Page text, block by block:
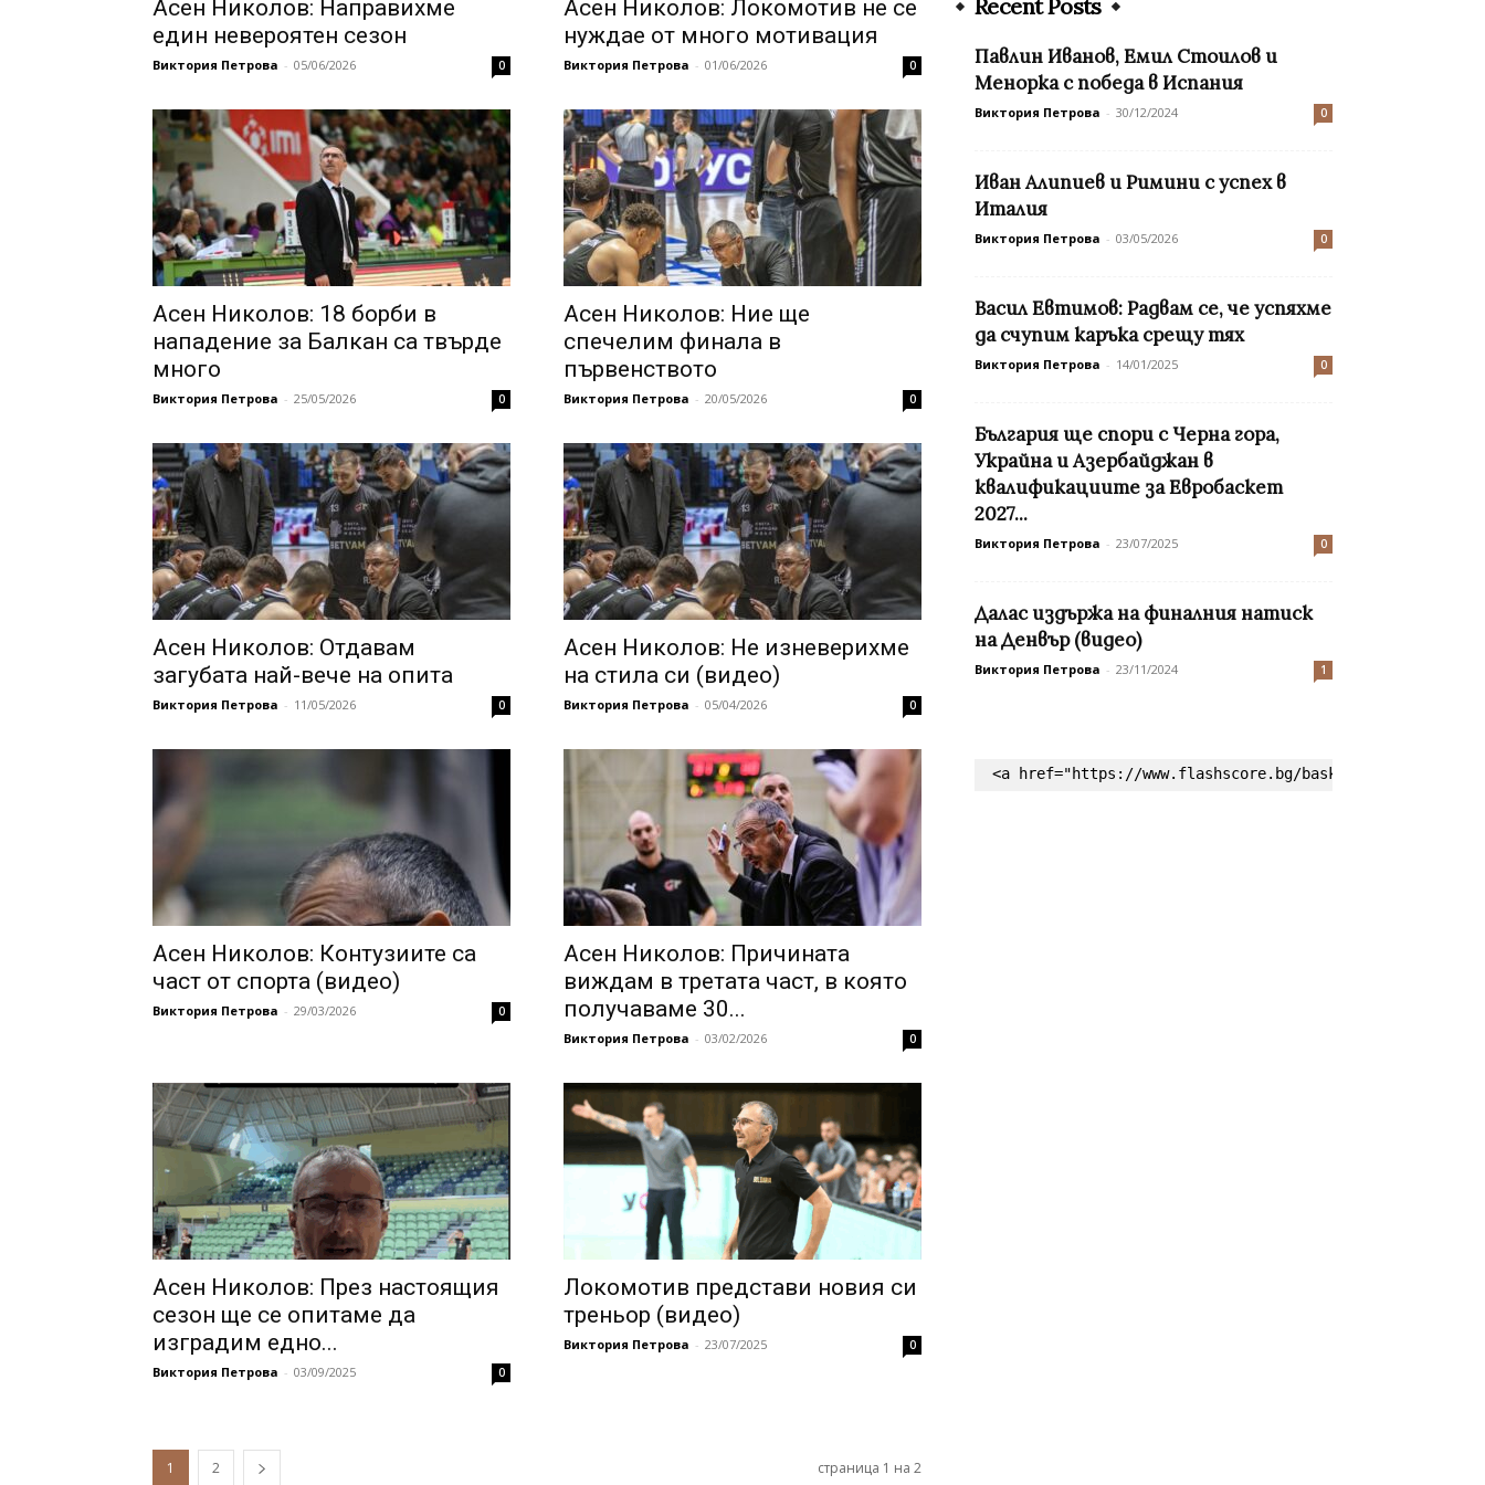
Асен Николов: Направихме
един невероятен сезон
Виктория Петрова - 05/06/2026 0
Асен Николов: Локомотив не се
нуждае от много мотивация
Виктория Петрова - 01/06/2026 0
Aсен Николов: 18 борби в
нападение за Балкан са твърде
много
Виктория Петрова - 25/05/2026 0
Асен Николов: Ние ще
спечелим финала в
първенството
Виктория Петрова - 20/05/2026 0
Асен Николов: Отдавам
загубата най-вече на опита
Виктория Петрова - 11/05/2026 0
Асен Николов: Не изневерихме
на стила си (видео)
Виктория Петрова - 05/04/2026 0
Асен Николов: Контузиите са
част от спорта (видео)
Виктория Петрова - 29/03/2026 0
Асен Николов: Причината
виждам в третата част, в която
получаваме 30...
Виктория Петрова - 03/02/2026 0
Aсен Николов: През настоящия
сезон ще се опитаме да
изградим едно...
Виктория Петрова - 03/09/2025 0
Локомотив представи новия си
треньор (видео)
Виктория Петрова - 23/07/2025 0
1 2 страница 1 на 2
Recent Posts
Павлин Иванов, Емил Стоилов и
Менорка с победа в Испания
Виктория Петрова - 30/12/2024 0
Иван Алипиев и Римини с успех в
Италия
Виктория Петрова - 03/05/2026 0
Васил Евтимов: Радвам се, че успяхме
да счупим каръка срещу тях
Виктория Петрова - 14/01/2025 0
България ще спори с Черна гора,
Украйна и Азербайджан в
квалификациите за Евробаскет
2027...
Виктория Петрова - 23/07/2025 0
Далас издържа на финалния натиск
на Денвър (видео)
Виктория Петрова - 23/11/2024 1
<a href="https://www.flashscore.bg/basketball/"